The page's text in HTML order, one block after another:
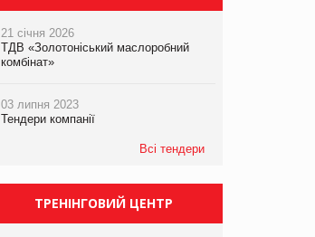
21 січня 2026
ТДВ «Золотоніський маслоробний
комбінат»
03 липня 2023
Тендери компанії
Всі тендери
ТРЕНІНГОВИЙ ЦЕНТР